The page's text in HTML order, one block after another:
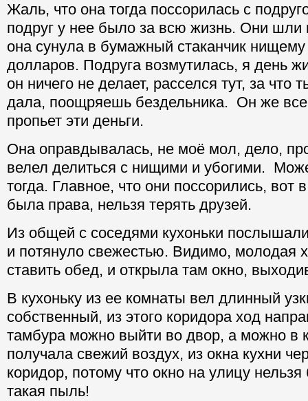
Жаль, что она тогда поссорилась с
подруг у нее было за всю жизнь. Они шли
она сунула в бумажный стаканчик нищему
долларов. Подруга возмутилась, я день
он ничего не делает, расселся тут, за что
дала, поощряешь бездельника. Он же все
пропьет эти деньги.
Она оправдывалась, не моё мол, дело,
велел делиться с нищими и убогими.
тогда. Главное, что они поссорились, вот
была права, нельзя терять друзей.
Из общей с соседями кухоньки
и потянуло свежестью. Видимо, молодая
ставить обед, и открыла там окно,
В кухоньку из ее комнаты вел длинный
собственный, из этого коридора ход
тамбура можно выйти во двор, а можно в
получала свежий воздух, из окна кухни
коридор, потому что окно на улицу
такая пыль!